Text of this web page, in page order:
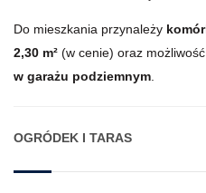
Do mieszkania przynależy
2,30 m² (w cenie) oraz
w garażu podziemnym
OGRÓDEK I TARAS